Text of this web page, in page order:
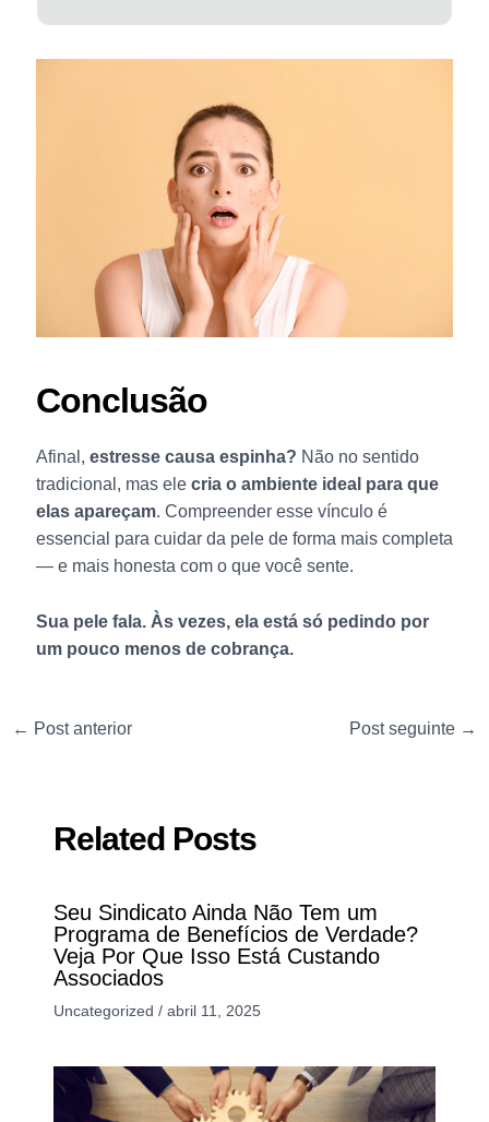
Conclusão
Afinal, estresse causa espinha? Não no sentido
tradicional, mas ele cria o ambiente ideal para que
elas apareçam. Compreender esse vínculo é
essencial para cuidar da pele de forma mais completa
— e mais honesta com o que você sente.
Sua pele fala. Às vezes, ela está só pedindo por
um pouco menos de cobrança.
← Post anterior Post seguinte →
Related Posts
Seu Sindicato Ainda Não Tem um
Programa de Benefícios de Verdade?
Veja Por Que Isso Está Custando
Associados
Uncategorized / abril 11, 2025